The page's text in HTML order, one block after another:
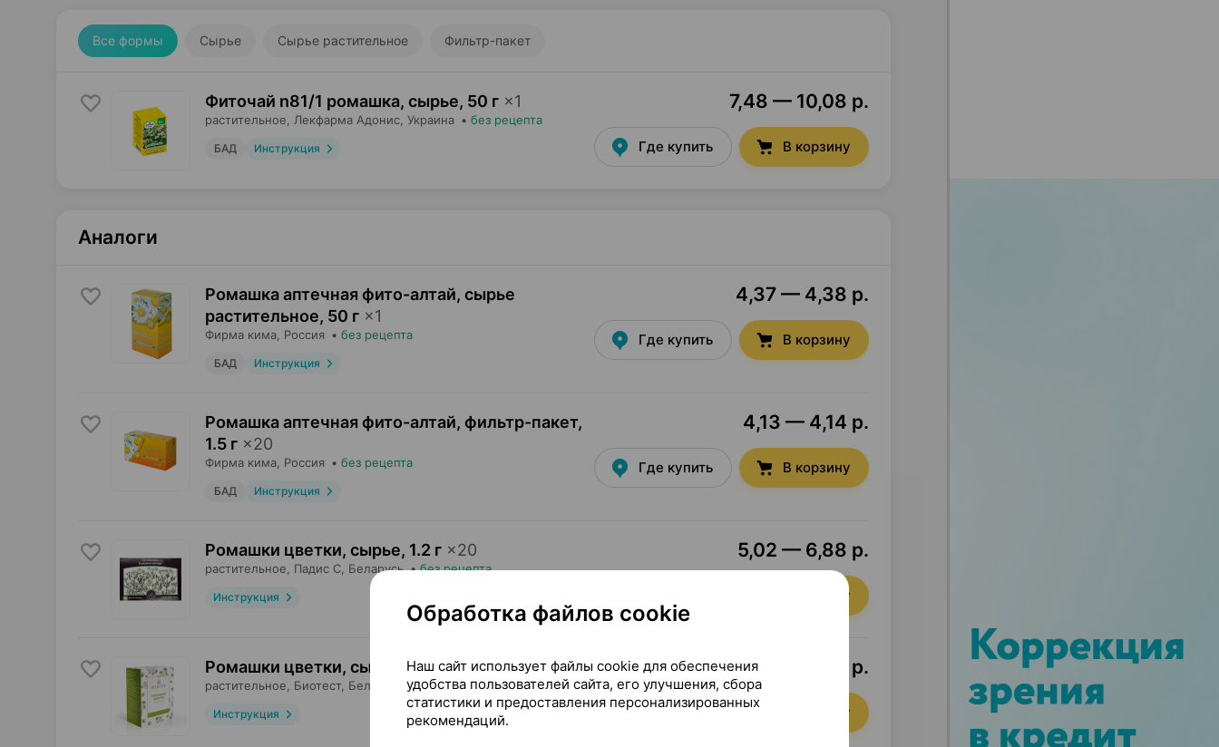
Все формы Сырье Сырье растительное Фильтр-пакет
Фиточай n81/1 ромашка, сырье, 50 г ×1
растительное, Лекфарма Адонис , Украина • без рецепта
БАД Инструкция
7,48 — 10,08 р.
Где купить В корзину
Аналоги
Ромашка аптечная фито-алтай, сырье
растительное, 50 г ×1
Фирма кима , Россия • без рецепта
БАД Инструкция
4,37 — 4,38 р.
Где купить В корзину
Ромашка аптечная фито-алтай, фильтр-пакет,
1.5 г ×20
Фирма кима , Россия • без рецепта
БАД Инструкция
4,13 — 4,14 р.
Где купить В корзину
Ромашки цветки, сырье, 1.2 г ×20
растительное, Падис С , Беларусь•без рецепта
Инструкция
5,02 — 6,88 р.
В корзину
Ромашки цветки, сырье 1.5 г×20
растительное, Биотест, Беларусь •без рецепта
Инструкция
4,40 — 7,02 р.
Где купить В корзину
Обработка файлов cookie
Наш сайт использует файлы cookie для обеспечения
удобства пользователей сайта, его улучшения, сбора
статистики и предоставления персонализированных
рекомендаций.